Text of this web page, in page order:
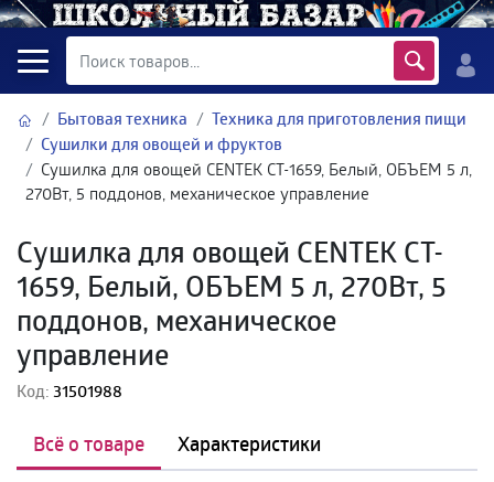
Бытовая техника
Техника для приготовления пищи
Сушилки для овощей и фруктов
Сушилка для овощей CENTEK CT-1659, Белый, ОБЪЕМ 5 л,
270Вт, 5 поддонов, механическое управление
Сушилка для овощей CENTEK CT-
1659, Белый, ОБЪЕМ 5 л, 270Вт, 5
поддонов, механическое
управление
Код:31501988
Всё о товаре Характеристики